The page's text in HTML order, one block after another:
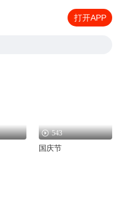
打开APP
543
国庆节